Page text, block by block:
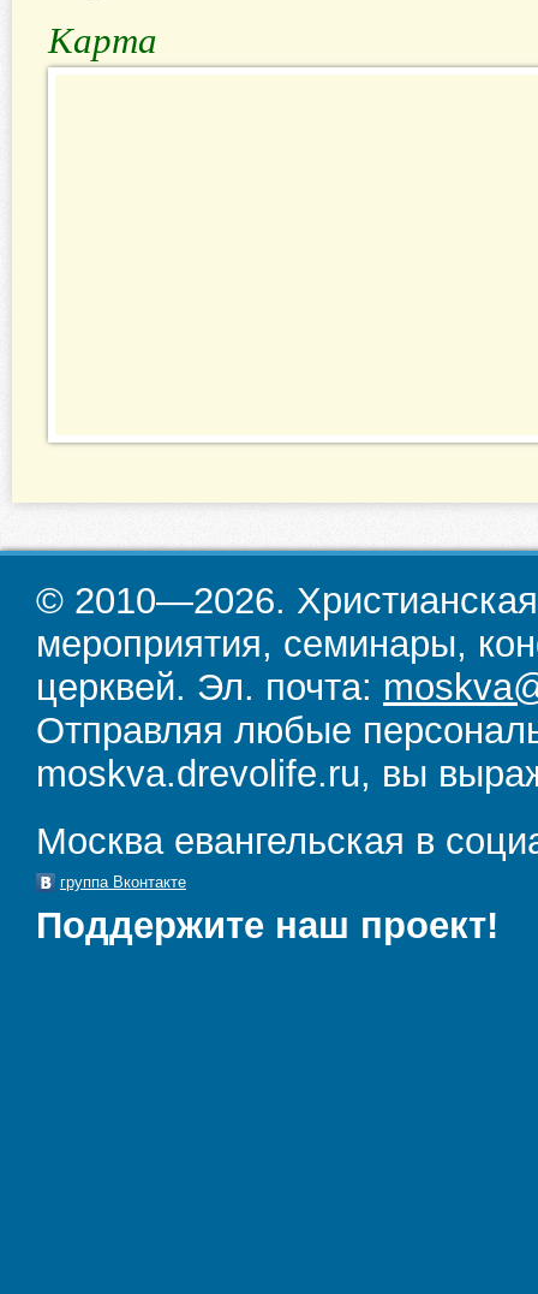
Карта
© 2010—2026.
мероприятия, семинары,
церквей. Эл. почта:
Отправляя любые
moskva.drevolife.ru, вы
Москва евангельская в
группа Вконтакте
Поддержите наш проект!